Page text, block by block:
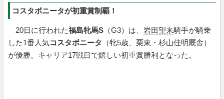
コスタボニータが初重賞制覇！
20日に行われた福島牝馬S （G3）は、 岩田望来騎手が騎乗
した1番人気コスタボニータ
（牝5歳、栗東・杉山佳明厩舎）
が優勝。キャリア17戦目で嬉しい初重賞勝利となった。